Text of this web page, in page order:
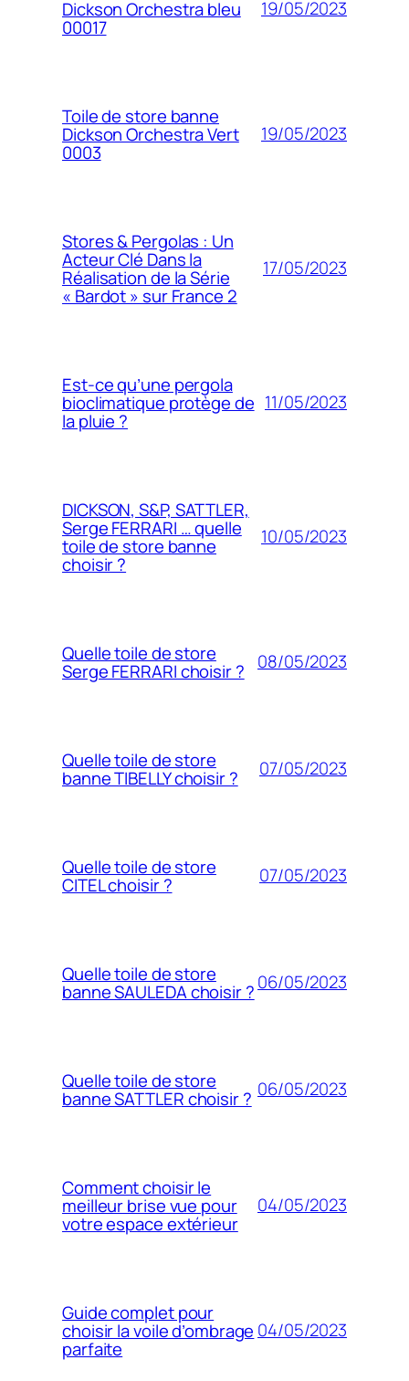
Dickson Orchestra bleu
00017
19/05/2023
Toile de store banne
Dickson Orchestra Vert
0003
19/05/2023
Stores & Pergolas : Un
Acteur Clé Dans la
Réalisation de la Série
« Bardot » sur France 2
17/05/2023
Est-ce qu’une pergola
bioclimatique protège de
la pluie ?
11/05/2023
DICKSON, S&P, SATTLER,
Serge FERRARI … quelle
toile de store banne
choisir ?
10/05/2023
Quelle toile de store
Serge FERRARI choisir ? 08/05/2023
Quelle toile de store
banne TIBELLY choisir ? 07/05/2023
Quelle toile de store
CITEL choisir ? 07/05/2023
Quelle toile de store
banne SAULEDA choisir ?06/05/2023
Quelle toile de store
banne SATTLER choisir ? 06/05/2023
Comment choisir le
meilleur brise vue pour
votre espace extérieur
04/05/2023
Guide complet pour
choisir la voile d’ombrage
parfaite
04/05/2023